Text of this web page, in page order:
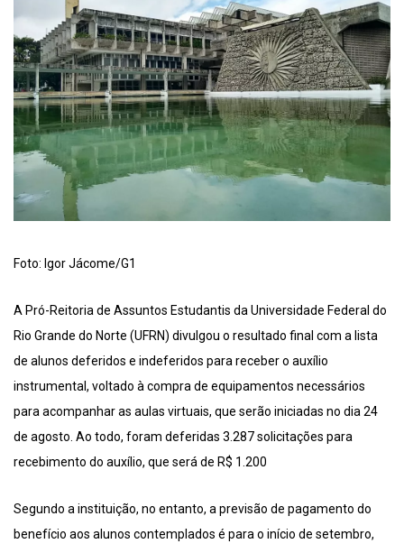
Foto: Igor Jácome/G1
A Pró-Reitoria de Assuntos Estudantis da Universidade Federal do
Rio Grande do Norte (UFRN) divulgou o resultado final com a lista
de alunos deferidos e indeferidos para receber o auxílio
instrumental, voltado à compra de equipamentos necessários
para acompanhar as aulas virtuais, que serão iniciadas no dia 24
de agosto. Ao todo, foram deferidas 3.287 solicitações para
recebimento do auxílio, que será de R$ 1.200
Segundo a instituição, no entanto, a previsão de pagamento do
benefício aos alunos contemplados é para o início de setembro,